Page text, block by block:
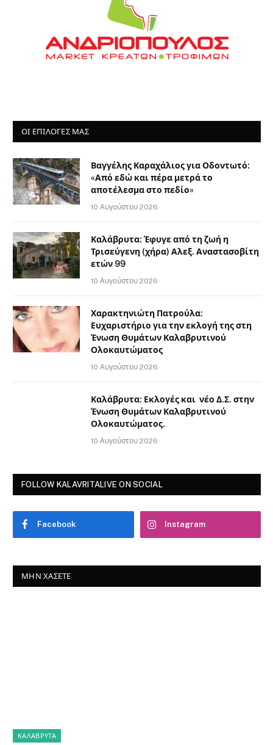
ΟΙ ΕΠΙΛΟΓΈΣ ΜΑΣ
Βαγγέλης Καραχάλιος για Οδοντωτό:
«Από εδώ και πέρα μετρά το
αποτέλεσμα στο πεδίο»
10 Αυγούστου 2026
Καλάβρυτα: Έφυγε από τη ζωή η
Τρισεύγενη (χήρα) Αλεξ. Αναστασοβίτη
ετών 99
10 Αυγούστου 2026
Χαρακτηνιώτη Πατρούλα:
Ευχαριστήριο για την εκλογή της στη
Ένωση Θυμάτων Καλαβρυτινού
Ολοκαυτώματος
10 Αυγούστου 2026
Καλάβρυτα: Εκλογές και νέο Δ.Σ. στην
Ένωση Θυμάτων Καλαβρυτινού
Ολοκαυτώματος.
10 Αυγούστου 2026
FOLLOW KALAVRITALIVE ON SOCIAL
Facebook Instagram
ΜΗΝ ΧΆΣΕΤΕ
ΚΑΛΆΒΡΥΤΑ